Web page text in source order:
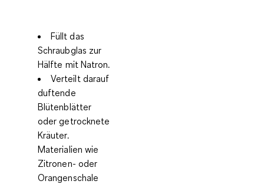
Füllt das
Schraubglas zur
Hälfte mit Natron.
Verteilt darauf
duftende
Blütenblätter
oder getrocknete
Kräuter.
Materialien wie
Zitronen- oder
Orangenschale